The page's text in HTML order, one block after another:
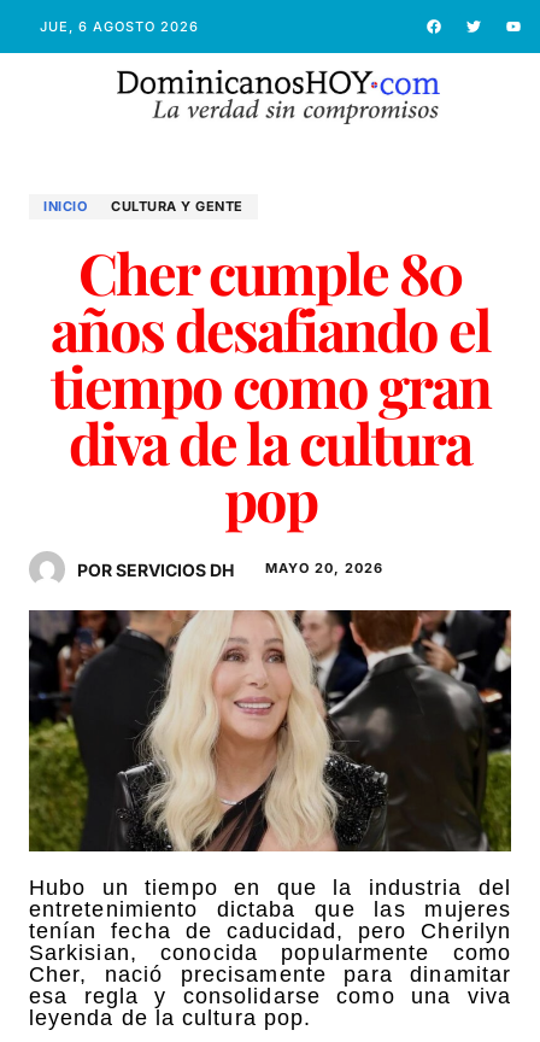
JUE, 6 AGOSTO 2026
INICIO CULTURA Y GENTE
Cher cumple 80
años desafiando el
tiempo como gran
diva de la cultura
pop
POR SERVICIOS DH MAYO 20, 2026
Hubo un tiempo en que la industria del
entretenimiento dictaba que las mujeres
tenían fecha de caducidad, pero Cherilyn
Sarkisian, conocida popularmente como
Cher, nació precisamente para dinamitar
esa regla y consolidarse como una viva
leyenda de la cultura pop.